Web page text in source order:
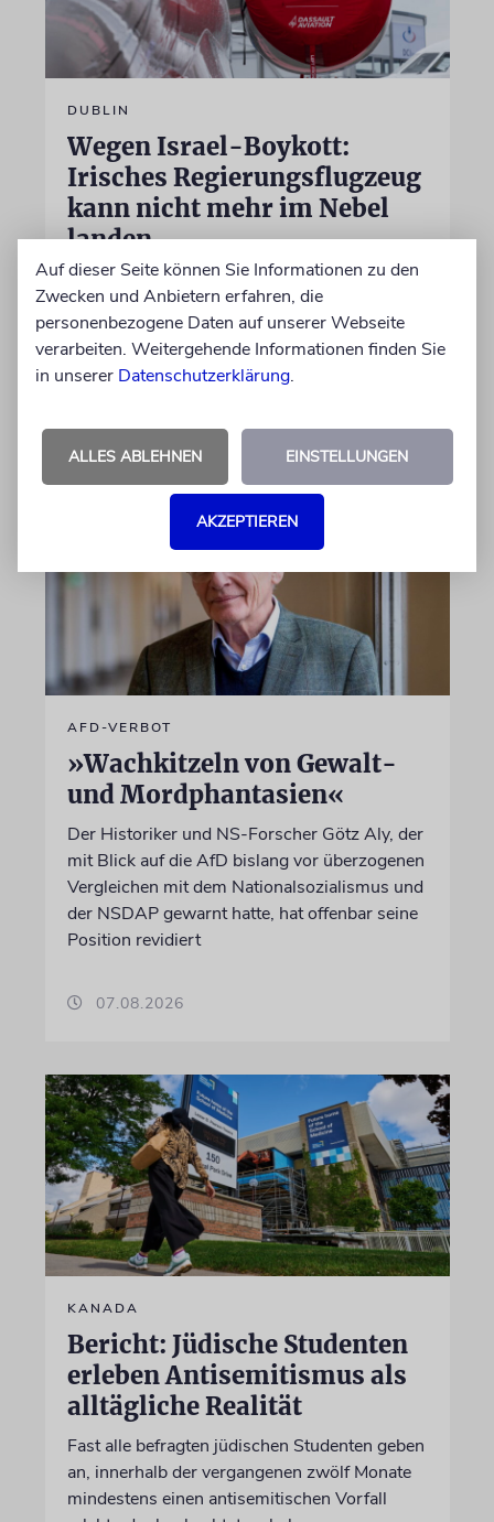
DUBLIN
Wegen Israel-Boykott:
Irisches Regierungsflugzeug
kann nicht mehr im Nebel
landen
Beim Kauf der Maschine wurde bewusst auf
das System »FalconEye« verzichtet, weil der
israelische Rüstungskonzern Elbit Systems an
dem Produkt beteiligt ist
AFD-VERBOT
»Wachkitzeln von Gewalt-
und Mordphantasien«
Der Historiker und NS-Forscher Götz Aly, der
mit Blick auf die AfD bislang vor überzogenen
Vergleichen mit dem Nationalsozialismus und
der NSDAP gewarnt hatte, hat offenbar seine
Position revidiert
07.08.2026
KANADA
Bericht: Jüdische Studenten
erleben Antisemitismus als
alltägliche Realität
Fast alle befragten jüdischen Studenten geben
an, innerhalb der vergangenen zwölf Monate
mindestens einen antisemitischen Vorfall
Auf dieser Seite können Sie Informationen zu den
Zwecken und Anbietern erfahren, die
personenbezogene Daten auf unserer Webseite
verarbeiten. Weitergehende Informationen finden Sie
in unserer Datenschutzerklärung.
ALLES ABLEHNEN EINSTELLUNGEN
AKZEPTIEREN